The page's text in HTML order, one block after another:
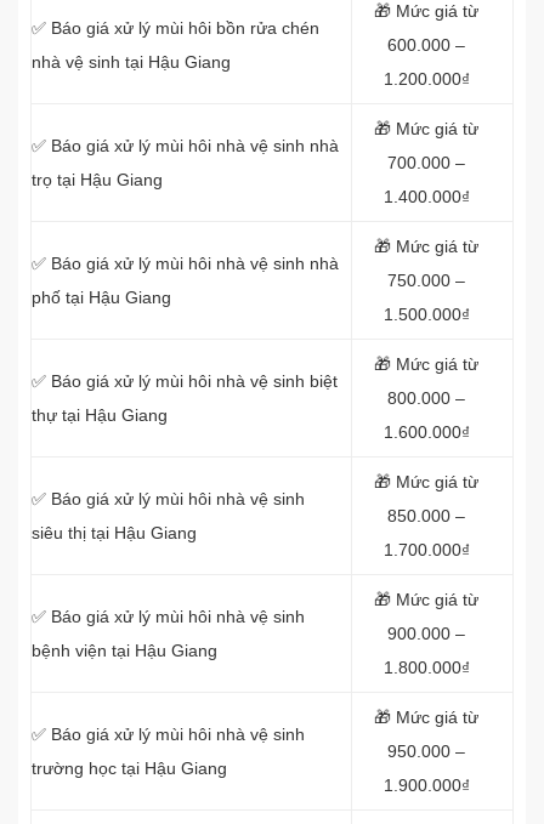
✅ Báo giá xử lý mùi hôi bồn rửa chén
nhà vệ sinh tại Hậu Giang
🎁 Mức giá từ
600.000 –
1.200.000₫
✅ Báo giá xử lý mùi hôi nhà vệ sinh nhà
trọ tại Hậu Giang
🎁 Mức giá từ
700.000 –
1.400.000₫
✅ Báo giá xử lý mùi hôi nhà vệ sinh nhà
phố tại Hậu Giang
🎁 Mức giá từ
750.000 –
1.500.000₫
✅ Báo giá xử lý mùi hôi nhà vệ sinh biệt
thự tại Hậu Giang
🎁 Mức giá từ
800.000 –
1.600.000₫
✅ Báo giá xử lý mùi hôi nhà vệ sinh
siêu thị tại Hậu Giang
🎁 Mức giá từ
850.000 –
1.700.000₫
✅ Báo giá xử lý mùi hôi nhà vệ sinh
bệnh viện tại Hậu Giang
🎁 Mức giá từ
900.000 –
1.800.000₫
✅ Báo giá xử lý mùi hôi nhà vệ sinh
trường học tại Hậu Giang
🎁 Mức giá từ
950.000 –
1.900.000₫